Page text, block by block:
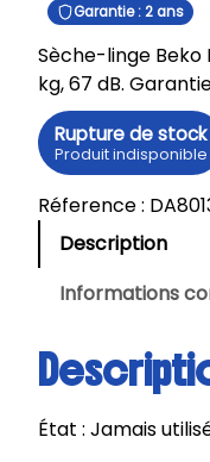
Garantie : 2 ans
Sèche-linge Beko
kg, 67 dB.
Rupture de stock
Produit indisponible
Réference :
Description
Informations
État : Jamais